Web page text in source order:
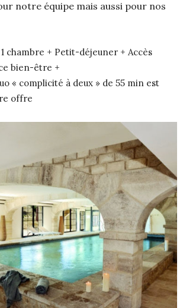
notre équipe mais aussi pour nos
chambre + Petit-déjeuner + Accès
bien-être +
« complicité à deux » de 55 min est
offre